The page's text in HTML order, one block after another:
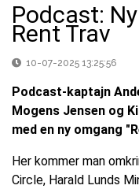
Podcast:
Rent Trav
10-07-2025 13:25:56
Podcast-kaptajn
Mogens Jensen og
med en ny omgang
Her kommer man
Circle, Harald Lunds